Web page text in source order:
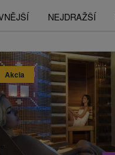
NEJDRAŽŠÍ
Akcia